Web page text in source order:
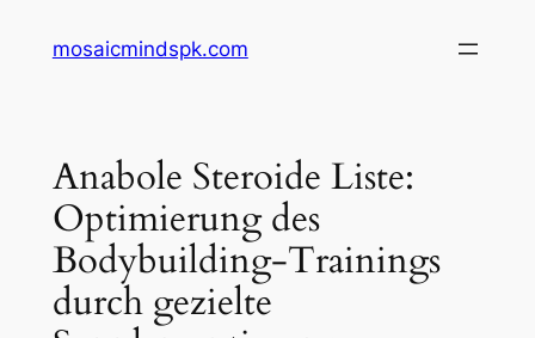
mosaicmindspk.com
Anabole Steroide Liste:
Optimierung des
Bodybuilding-Trainings
durch gezielte